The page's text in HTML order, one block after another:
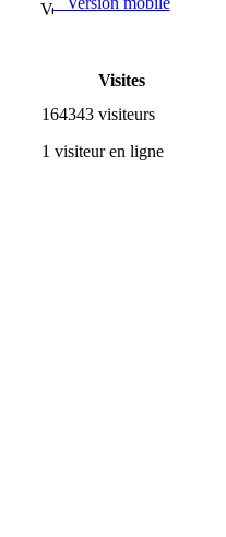
Visites
164343 visiteurs
1 visiteur en ligne